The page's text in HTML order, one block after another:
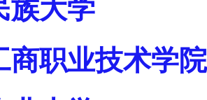
族大学
商职业技术学院